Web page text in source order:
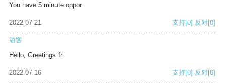
You have 5 minute oppor
2022-07-21 支持[0] 反对[0]
游客
Hello, Greetings fr
2022-07-16 支持[0] 反对[0]